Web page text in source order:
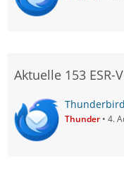
Aktuelle 153 ESR-
Thunder 4.